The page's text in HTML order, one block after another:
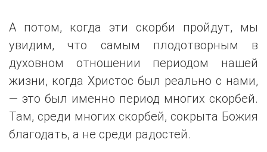
А потом, когда эти скорби пройдут, мы
увидим, что самым плодотворным в
духовном отношении периодом нашей
жизни, когда Христос был реально с нами,
— это был именно период многих скорбей.
Там, среди многих скорбей, сокрыта Божия
благодать, а не среди радостей.